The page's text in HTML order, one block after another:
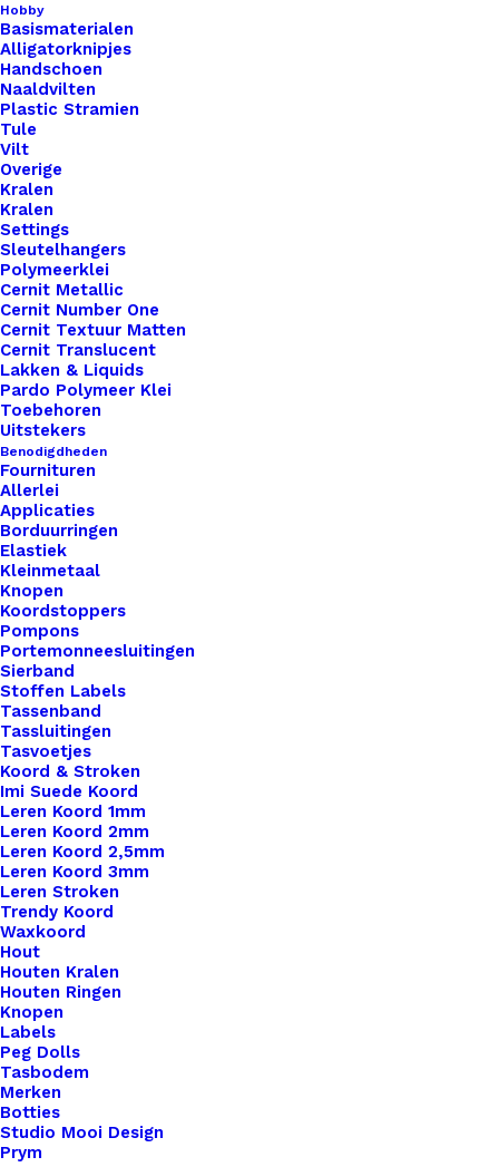
Hobby
Basismaterialen
Alligatorknipjes
Handschoen
Naaldvilten
Plastic Stramien
Tule
Vilt
Overige
Kralen
Kralen
Settings
Sleutelhangers
Polymeerklei
Cernit Metallic
Cernit Number One
Cernit Textuur Matten
Cernit Translucent
Lakken & Liquids
Pardo Polymeer Klei
Toebehoren
Uitstekers
Benodigdheden
Fournituren
Allerlei
Applicaties
Borduurringen
Elastiek
Kleinmetaal
Knopen
Koordstoppers
Pompons
Portemonneesluitingen
Sierband
Stoffen Labels
Tassenband
Tassluitingen
Tasvoetjes
Koord & Stroken
Imi Suede Koord
Leren Koord 1mm
Leren Koord 2mm
Leren Koord 2,5mm
Leren Koord 3mm
Leren Stroken
Trendy Koord
Waxkoord
Hout
Houten Kralen
Houten Ringen
Knopen
Labels
Peg Dolls
Tasbodem
Merken
Botties
Studio Mooi Design
Prym
Brei Patroon Oilily Style
€6,95
€1,50